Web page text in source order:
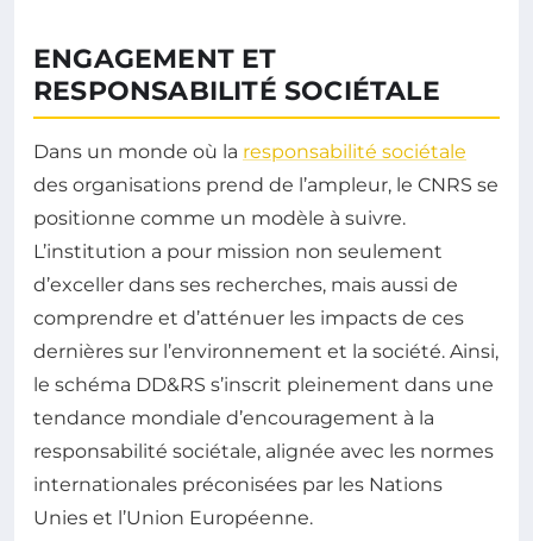
ENGAGEMENT ET
RESPONSABILITÉ SOCIÉTALE
Dans un monde où la responsabilité sociétale
des organisations prend de l’ampleur, le CNRS se
positionne comme un modèle à suivre.
L’institution a pour mission non seulement
d’exceller dans ses recherches, mais aussi de
comprendre et d’atténuer les impacts de ces
dernières sur l’environnement et la société. Ainsi,
le schéma DD&RS s’inscrit pleinement dans une
tendance mondiale d’encouragement à la
responsabilité sociétale, alignée avec les normes
internationales préconisées par les Nations
Unies et l’Union Européenne.